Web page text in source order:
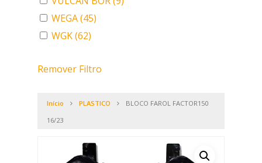
WEGA(45)
WGK(62)
Remover Filtro
Início PLASTICO
BLOCO FAROL FACTOR150
16/23